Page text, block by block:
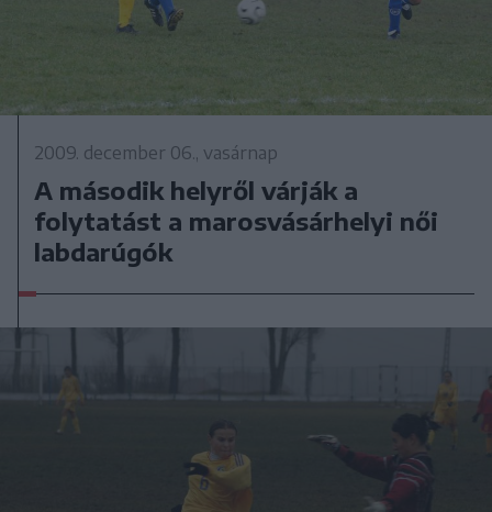
2009. december 06., vasárnap
A második helyről várják a
folytatást a marosvásárhelyi női
labdarúgók